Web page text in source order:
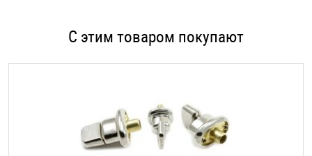
С этим товаром покупают